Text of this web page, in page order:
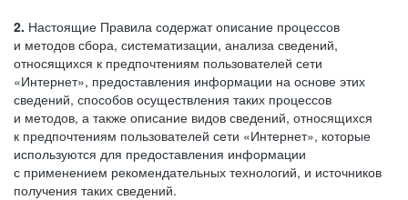
2. Настоящие Правила содержат описание процессов
и методов сбора, систематизации, анализа сведений,
относящихся к предпочтениям пользователей сети
«Интернет», предоставления информации на основе этих
сведений, способов осуществления таких процессов
и методов, а также описание видов сведений, относящихся
к предпочтениям пользователей сети «Интернет», которые
используются для предоставления информации
с применением рекомендательных технологий, и источников
получения таких сведений.